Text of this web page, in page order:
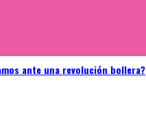
ante una revolución bollera?